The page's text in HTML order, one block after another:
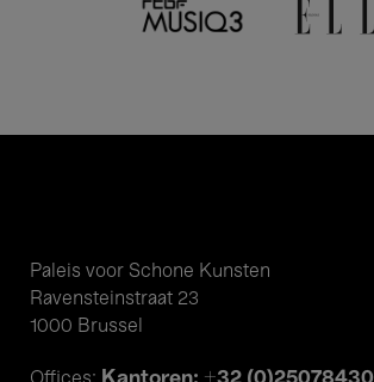
Paleis voor Schone Kunsten
Ravensteinstraat 23
1000 Brussel